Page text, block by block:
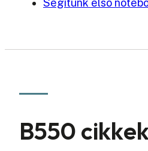
Segítünk első
B550